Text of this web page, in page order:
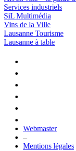
Services industriels
SiL Multimédia
Vins de la Ville
Lausanne Tourisme
Lausanne à table
Webmaster
–
Mentions légales